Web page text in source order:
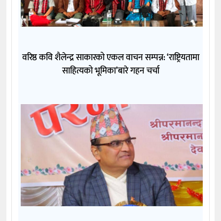
वरिष्ठ कवि शैलेन्द्र साकारको एकल वाचन सम्पन्न: ‘राष्ट्रियतामा
साहित्यको भूमिका’बारे गहन चर्चा